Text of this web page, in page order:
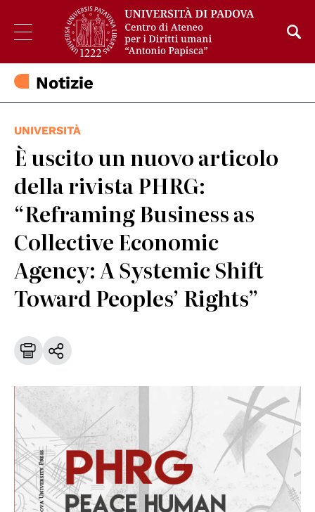
Notizie
UNIVERSITÀ
È uscito un nuovo articolo
della rivista PHRG:
“Reframing Business as
Collective Economic
Agency: A Systemic Shift
Toward Peoples’ Rights”